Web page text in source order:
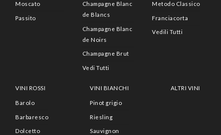
Moscato
Passito
Champagne Blanc
de Blancs
Champagne Blanc
de Noirs
Champagne Brut
Vedi Tutti
Metodo Classico
Franciacorta
Vedili Tutti
VINI ROSSI
Barolo
Barbaresco
Dolcetto
VINI BIANCHI
Pinot grigio
Riesling
Sauvignon
ALTRI VINI